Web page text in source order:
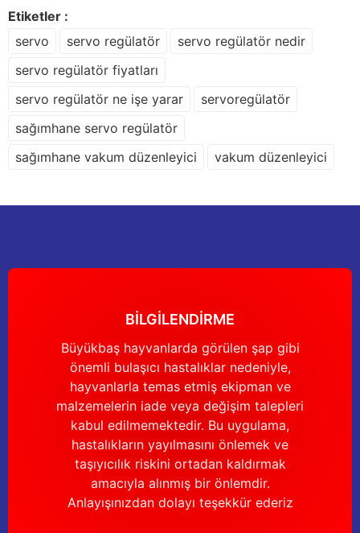
Ürün resmi kalitesiz, bozuk veya görüntülenemiyor.
Ürün fiyatı diğer sitelerden daha pahalı.
Bu ürüne benzer farklı alternatifler olmalı.
Gönder
Deneyimini Paylaş
Etiketler :
servo
servo regülatör
servo regülatör nedir
servo regülatör fiyatları
servo regülatör ne işe yarar
servoregülatör
sağımhane servo regülatör
sağımhane vakum düzenleyici
vakum düzenleyici
BİLGİLENDİRME
Büyükbaş hayvanlarda görülen şap gibi
önemli bulaşıcı hastalıklar nedeniyle,
hayvanlarla temas etmiş ekipman ve
malzemelerin iade veya değişim talepleri
kabul edilmemektedir. Bu uygulama,
hastalıkların yayılmasını önlemek ve
taşıyıcılık riskini ortadan kaldırmak
amacıyla alınmış bir önlemdir.
Anlayışınızdan dolayı teşekkür ederiz